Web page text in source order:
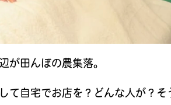
が田んぼの農集落。
て自宅でお店を？どんな人が？そ